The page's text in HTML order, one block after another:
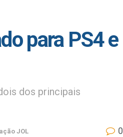
para PS4 e
dos principais
JOL 0